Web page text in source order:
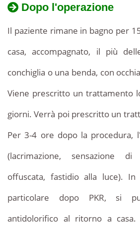
Dopo l'operazione
Il paziente rimane in bagno per
casa, accompagnato, il più
conchiglia o una benda, con
Viene prescritto un trattamento
giorni. Verrà poi prescritto un
Per 3-4 ore dopo la procedura,
(lacrimazione, sensazione
offuscata, fastidio alla luce).
particolare dopo PKR, si
antidolorifico al ritorno a